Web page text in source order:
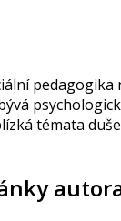
pedagogika
témata